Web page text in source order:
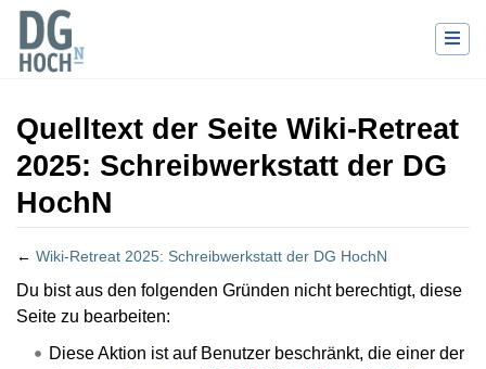
Quelltext der Seite Wiki-Retreat
2025: Schreibwerkstatt der DG
HochN
← Wiki-Retreat 2025: Schreibwerkstatt der DG HochN
Wechseln zu: Navigation Suche
Du bist aus den folgenden Gründen nicht berechtigt, diese
Seite zu bearbeiten:
Diese Aktion ist auf Benutzer beschränkt, die einer der